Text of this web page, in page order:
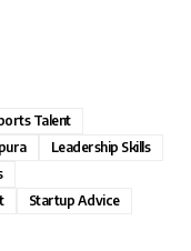
Talent
Leadership Skills
Startup Advice